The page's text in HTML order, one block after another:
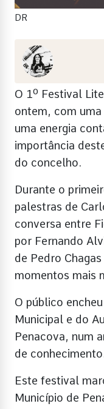
DR
O 1º Festival
ontem, com
uma energia
importância
do concelho.
Durante o
palestras de
conversa entre
por Fernando
de Pedro
momentos mais
O público
Municipal e do
Penacova, num
de
Este festival
Município de